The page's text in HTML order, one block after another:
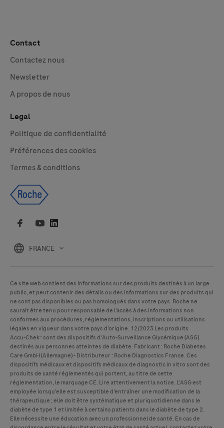
FRANCE
Contact
Contactez nous
Newsletter
A propos de nous
Legal
Politique de confidentialité
Préférences des cookies
Termes & conditions
Ce site web contient des informations sur des produits destinés à un large
public, et peut contenir des détails ou des informations sur des produits qui
ne sont pas disponibles ou pas homologués dans votre pays. Roche ne
saurait être tenu pour responsable de l’accès à des informations non
conformes aux procédures, réglementations, inscriptions ou utilisations
légales en vigueur dans votre pays d’origine. 12/2023 Les produits
Accu-Chek® sont des dispositifs d'Auto-Surveillance Glycémique (ASG)
destinés aux personnes atteintes de diabète. Fabricant : Roche Diabetes
Care GmbH (Allemagne) - Distributeur : Roche Diagnostics France. Ces
dispositifs médicaux et dispositifs médicaux de diagnostic in vitro sont des
produits de santé réglementés qui portent, au titre de cette
réglementation, le marquage CE. Lire attentivement la notice. L’ASG est
employée lorsqu’elle est susceptible d’entraîner une modification de la
thérapeutique ; elle doit être systématique et pluriquotidienne dans le
diabète de type 1 et limitée à certains patients dans le diabète de type 2.
Elle nécessite une éducation avec un professionnel de santé. En cas de